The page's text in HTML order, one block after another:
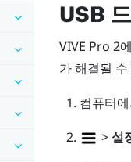
USB
VIVE Pro 2
가 해결될
컴퓨터
>설